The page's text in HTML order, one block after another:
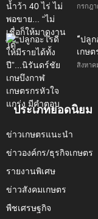
กรกฎ
“ปลู
เกษ
สิงหาค
ประเภทยอดนิยม
ข่าวเกษตรแนะนำ
ข่าวองค์กร/ธุรกิจเกษตร
รายงานพิเศษ
ข่าวสังคมเกษตร
พืชเศรษฐกิจ